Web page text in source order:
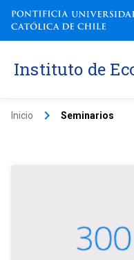
Instituto de
Inicio keyboard_arrow_right Seminarios